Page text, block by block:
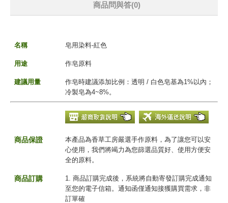
商品問與答(0)
名稱 皂用染料-紅色
用途 作皂原料
建議用量
作皂時建議添加比例：透明 / 白色皂基為1%以內；
冷製皂為4~8%。
商品保證
本產品為香草工房嚴選手作原料，為了讓您可以安
心使用，我們將竭力為您篩選品質好、使用方便安
全的原料。
商品訂購
1. 商品訂購完成後，系統將自動寄發訂購完成通知
至您的電子信箱。通知函僅通知接獲購買需求，非
訂單確